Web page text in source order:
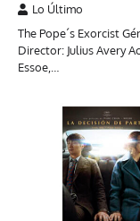
Lo Último
The Pope´s Exorcist
Director: Julius Avery
Essoe,…